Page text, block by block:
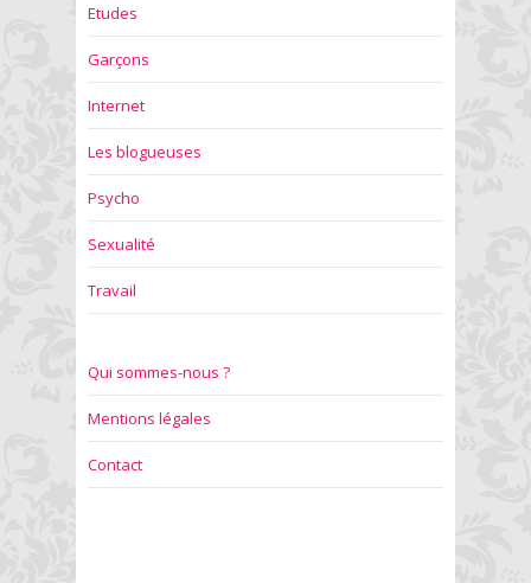
Etudes
Garçons
Internet
Les blogueuses
Psycho
Sexualité
Travail
Qui sommes-nous ?
Mentions légales
Contact